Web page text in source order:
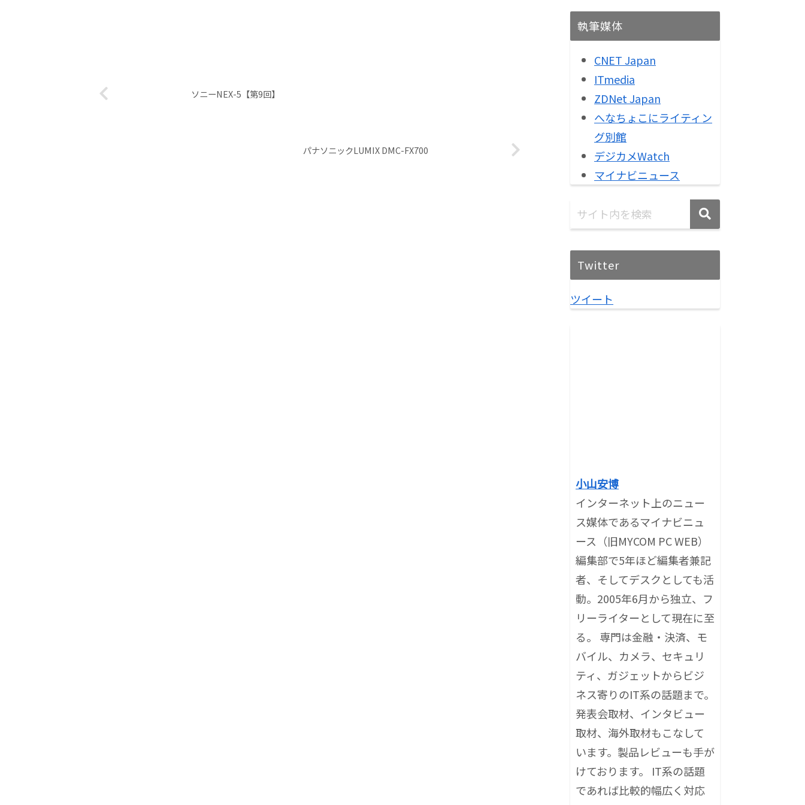
ソニーNEX-5【第9回】
パナソニックLUMIX DMC-FX700
執筆媒体
CNET Japan
ITmedia
ZDNet Japan
へなちょこにライティン
グ別館
デジカメWatch
マイナビニュース
Twitter
ツイート
小山安博
インターネット上のニュー
ス媒体であるマイナビニュ
ース（旧MYCOM PC WEB）
編集部で5年ほど編集者兼記
者、そしてデスクとしても活
動。2005年6月から独立、フ
リーライターとして現在に至
る。 専門は金融・決済、モ
バイル、カメラ、セキュリ
ティ、ガジェットからビジ
ネス寄りのIT系の話題まで。
発表会取材、インタビュー
取材、海外取材もこなして
います。製品レビューも手が
けております。 IT系の話題
であれば比較的幅広く対応